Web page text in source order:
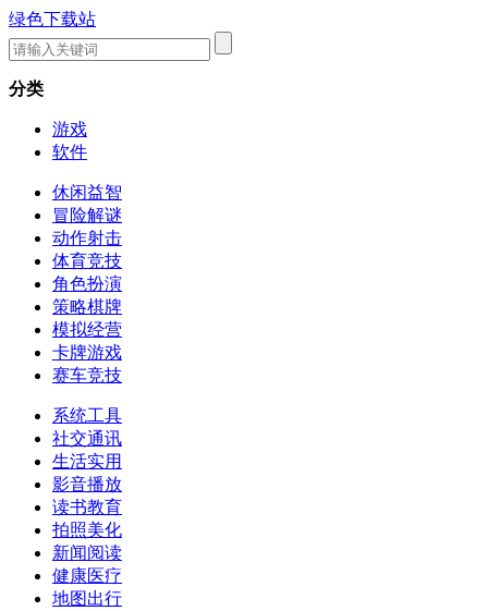
绿色下载站
分类
游戏
软件
休闲益智
冒险解谜
动作射击
体育竞技
角色扮演
策略棋牌
模拟经营
卡牌游戏
赛车竞技
系统工具
社交通讯
生活实用
影音播放
读书教育
拍照美化
新闻阅读
健康医疗
地图出行